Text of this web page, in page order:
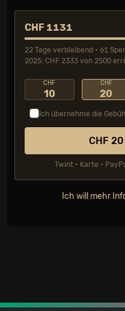
CHF 1131
22 Tage verbleibend • 61
2025: CHF 2333 von 2500
CHF
10
CHF
20
Ich übernehme die
CHF 20
Twint • Karte •
Ich will mehr